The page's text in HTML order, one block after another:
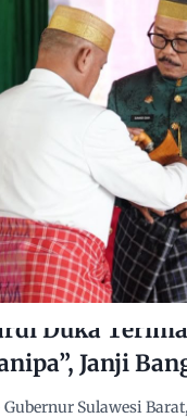
Duka
Janji
Sulawesi